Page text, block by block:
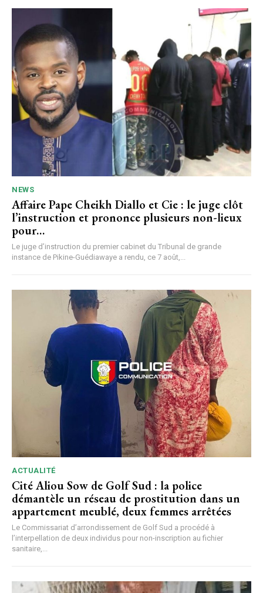
NEWS
Affaire Pape Cheikh Diallo et Cie : le juge clôt
l’instruction et prononce plusieurs non-lieux
pour…
Le juge d’instruction du premier cabinet du Tribunal de grande
instance de Pikine-Guédiawaye a rendu, ce 7 août,...
ACTUALITÉ
Cité Aliou Sow de Golf Sud : la police
démantèle un réseau de prostitution dans un
appartement meublé, deux femmes arrêtées
Le Commissariat d’arrondissement de Golf Sud a procédé à
l’interpellation de deux individus pour non-inscription au fichier
sanitaire,...